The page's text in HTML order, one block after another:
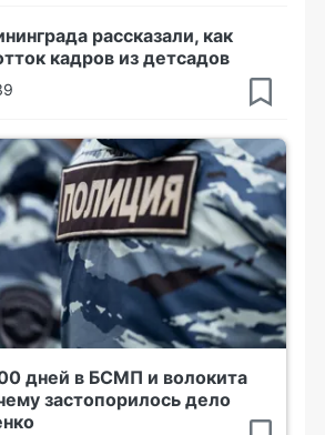
рассказали, как
кадров из детсадов
дней в БСМП и волокита
застопорилось дело